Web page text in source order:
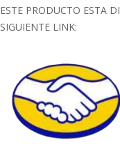
ESTE PRODUCTO ESTA
SIGUIENTE LINK: